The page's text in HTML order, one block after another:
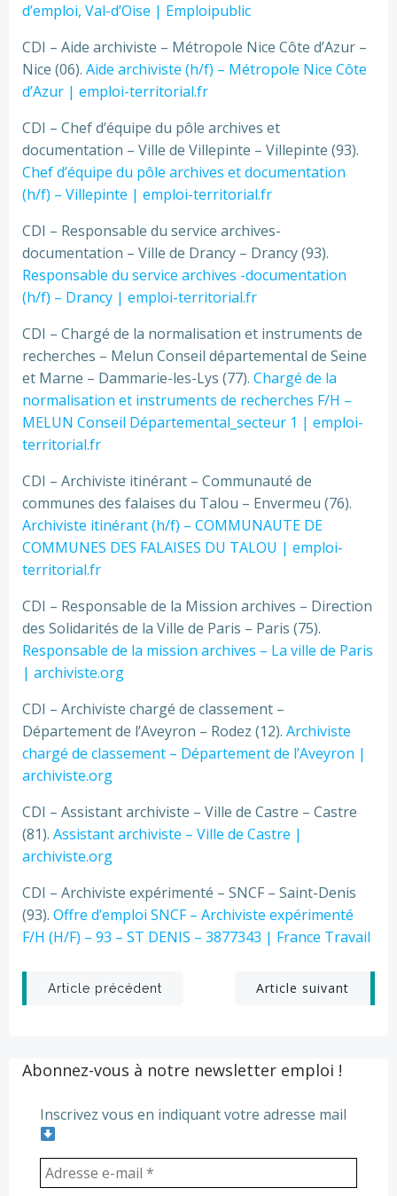
d’emploi, Val-d’Oise | Emploipublic
CDI – Aide archiviste – Métropole Nice Côte d’Azur –
Nice (06). Aide archiviste (h/f) – Métropole Nice Côte
d’Azur | emploi-territorial.fr
CDI – Chef d’équipe du pôle archives et
documentation – Ville de Villepinte – Villepinte (93).
Chef d’équipe du pôle archives et documentation
(h/f) – Villepinte | emploi-territorial.fr
CDI – Responsable du service archives-
documentation – Ville de Drancy – Drancy (93).
Responsable du service archives -documentation
(h/f) – Drancy | emploi-territorial.fr
CDI – Chargé de la normalisation et instruments de
recherches – Melun Conseil départemental de Seine
et Marne – Dammarie-les-Lys (77). Chargé de la
normalisation et instruments de recherches F/H –
MELUN Conseil Départemental_secteur 1 | emploi-
territorial.fr
CDI – Archiviste itinérant – Communauté de
communes des falaises du Talou – Envermeu (76).
Archiviste itinérant (h/f) – COMMUNAUTE DE
COMMUNES DES FALAISES DU TALOU | emploi-
territorial.fr
CDI – Res­pon­sa­ble de la Mission archi­ves – Direction
des Solidarités de la Ville de Paris – Paris (75).
Responsable de la mission archives – La ville de Paris
| archiviste.org
CDI – Archiviste chargé de classement –
Département de l’Aveyron – Rodez (12). Archiviste
chargé de classement – Département de l’Aveyron |
archiviste.org
CDI – Assistant archiviste – Ville de Castre – Castre
(81). Assistant archiviste – Ville de Castre |
archiviste.org
CDI – Archiviste expérimenté – SNCF – Saint-Denis
(93). Offre d’emploi SNCF – Archiviste expérimenté
F/H (H/F) – 93 – ST DENIS – 3877343 | France Travail
Post
Article précédent
PostArticle suivant
Abonnez-vous à notre newsletter emploi !
Inscrivez vous en indiquant votre adresse mail